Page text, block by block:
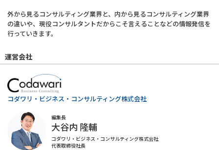
外から見るコンサルティング業界と、内から見るコンサルティング業界
の違いや、現役コンサルタントだからこそ言えることなどの情報発信を
行っていきます。
運営会社
コダワリ・ビジネス・コンサルティング株式会社
編集長
大谷内 隆輔
コダワリ・ビジネス・コンサルティング株式会社
代表取締役社長